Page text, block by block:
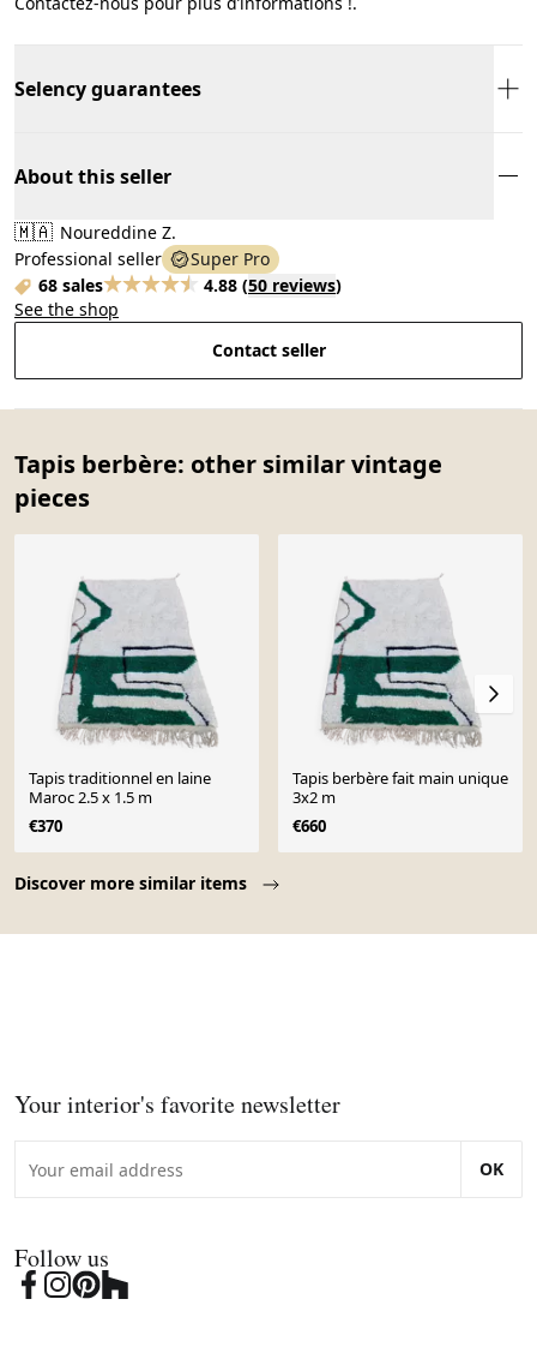
Selency guarantees
About this seller
🇲🇦 Noureddine Z.
Professional seller
Super Pro
68 sales
4.88 (50 reviews)
See the shop
Contact seller
Tapis berbère: other similar vintage
pieces
Discover more similar items
Tapis traditionnel en laine
Maroc 2.5 x 1.5 m
€370
Tapis berbère fait main unique
3x2 m
€660
Your interior's favorite newsletter
OK
Follow us